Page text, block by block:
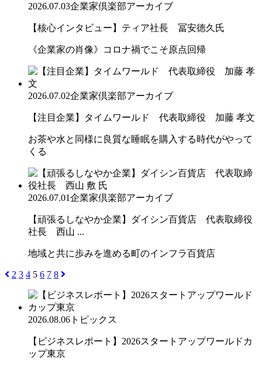
2026.07.03企業家倶楽部アーカイブ
【核心インタビュー】ティア社長 冨安徳久氏
《企業家の肖像》コロナ禍でこそ原点回帰
2026.07.02企業家倶楽部アーカイブ
【注目企業】タイムワールド 代表取締役 加藤 孝文
お茶や水と同様に良質な睡眠を購入する時代がやって
くる
2026.07.01企業家倶楽部アーカイブ
【頑張るしなやか企業】ダイシン百貨店 代表取締役
社長 西山 ...
地域と共に歩みを進める町のインフラ百貨店
2 3 4 5 6 7 8
2026.08.06 トピックス
【ビジネスレポート】2026スタートアップワールドカ
ップ東京